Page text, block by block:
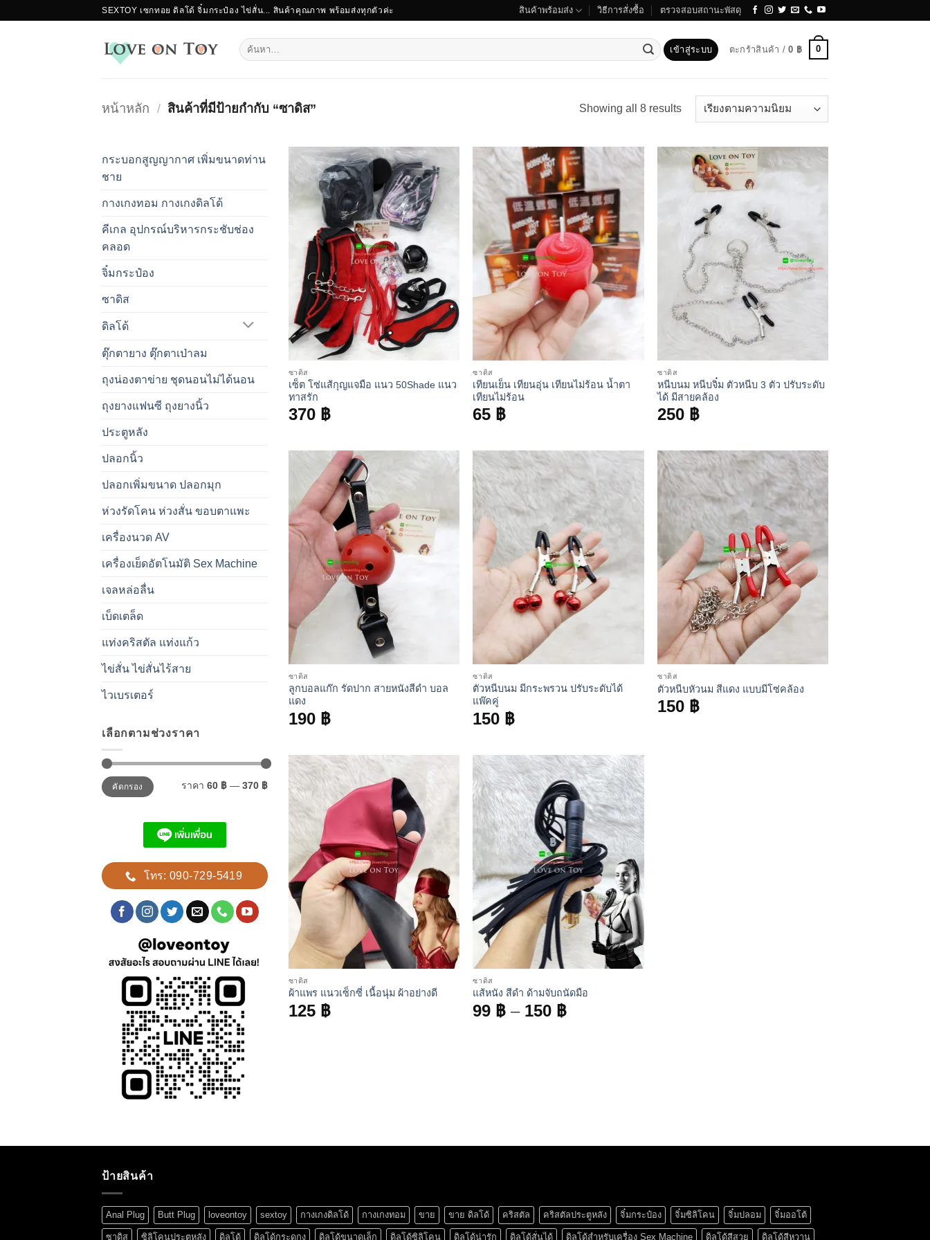
SEXTOY เซกทอย ดิลโด้ จิ๋มกระป๋อง ไข่สั่น... สินค้าคุณภาพ พร้อมส่งทุกตัวค่ะ สินค้าพร้อมส่ง วิธีการสั่งซื้อ ตรวจสอบสถานะพัสดุ
ค้นหา:
เข้าสู่ระบบ ตะกร้าสินค้า /0 ฿ 0
หน้าหลัก / สินค้าที่มีป้ายกำกับ “ซาดิส” Showing all 8 resultsSorted
กระบอกสูญญากาศ เพิ่มขนาดท่าน
ชาย
กางเกงทอม กางเกงดิลโด้
คีเกล อุปกรณ์บริหารกระชับช่อง
คลอด
จิ๋มกระป๋อง
ซาดิส
ดิลโด้
ตุ๊กตายาง ตุ๊กตาเป่าลม
ถุงน่องตาข่าย ชุดนอนไม่ได้นอน
ถุงยางแฟนซี ถุงยางนิ้ว
ประตูหลัง
ปลอกนิ้ว
ปลอกเพิ่มขนาด ปลอกมุก
ห่วงรัดโคน ห่วงสั่น ขอบตาแพะ
เครื่องนวด AV
เครื่องเย็ดอัตโนมัติ Sex Machine
เจลหล่อลื่น
เบ็ดเตล็ด
แท่งคริสตัล แท่งแก้ว
ไข่สั่น ไข่สั่นไร้สาย
ไวเบรเตอร์
เลือกตามช่วงราคา
ราคา
ต่ำ
สุด
ราคา
สูงสุดคัดกรอง ราคา 60 ฿ — 370 ฿
โทร: 090-729-5419
ซาดิส
เซ็ต โซ่แส้กุญแจมือ แนว 50Shade แนว
ทาสรัก
370 ฿
ซาดิส
เทียนเย็น เทียนอุ่น เทียนไม่ร้อน น้ำตา
เทียนไม่ร้อน
65 ฿
ซาดิส
หนีบนม หนีบจิ๋ม ตัวหนีบ 3 ตัว ปรับระดับ
ได้ มีสายคล้อง
250 ฿
ซาดิส
ลูกบอลแก๊ก รัดปาก สายหนังสีดำ บอล
แดง
190 ฿
ซาดิส
ตัวหนีบนม มีกระพรวน ปรับระดับได้
แพ๊คคู่
150 ฿
ซาดิส
ตัวหนีบหัวนม สีแดง แบบมีโซ่คล้อง
150 ฿
ซาดิส
ผ้าแพร แนวเซ็กซี่ เนื้อนุ่ม ผ้าอย่างดี
125 ฿
ซาดิส
แส้หนัง สีดำ ด้ามจับถนัดมือ
99 ฿ – 150 ฿Price
ป้ายสินค้า
Anal Plug Butt Plug loveontoy sextoy กางเกงดิลโด้ กางเกงทอม ขาย ขาย ดิลโด้ คริสตัล คริสตัลประตูหลัง จิ๋มกระป๋อง จิ๋มซิลิโคน จิ๋มปลอม จิ๋มออโต้
ซาดิส ซิลิโคนประตูหลัง ดิลโด้ ดิลโด้กระดูกงู ดิลโด้ขนาดเล็ก ดิลโด้ซิลิโคน ดิลโด้น่ารัก ดิลโด้สั่นได้ ดิลโด้สำหรับเครื่อง Sex Machine ดิลโด้สีสวย ดิลโด้สีหวาน